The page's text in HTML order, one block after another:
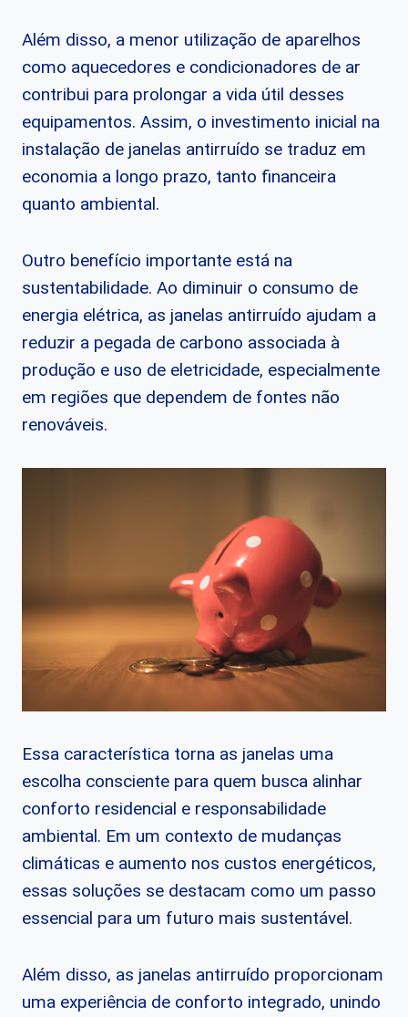
Além disso, a menor utilização de aparelhos
como aquecedores e condicionadores de ar
contribui para prolongar a vida útil desses
equipamentos. Assim, o investimento inicial na
instalação de janelas antirruído se traduz em
economia a longo prazo, tanto financeira
quanto ambiental.
Outro benefício importante está na
sustentabilidade. Ao diminuir o consumo de
energia elétrica, as janelas antirruído ajudam a
reduzir a pegada de carbono associada à
produção e uso de eletricidade, especialmente
em regiões que dependem de fontes não
renováveis.
Essa característica torna as janelas uma
escolha consciente para quem busca alinhar
conforto residencial e responsabilidade
ambiental. Em um contexto de mudanças
climáticas e aumento nos custos energéticos,
essas soluções se destacam como um passo
essencial para um futuro mais sustentável.
Além disso, as janelas antirruído proporcionam
uma experiência de conforto integrado, unindo